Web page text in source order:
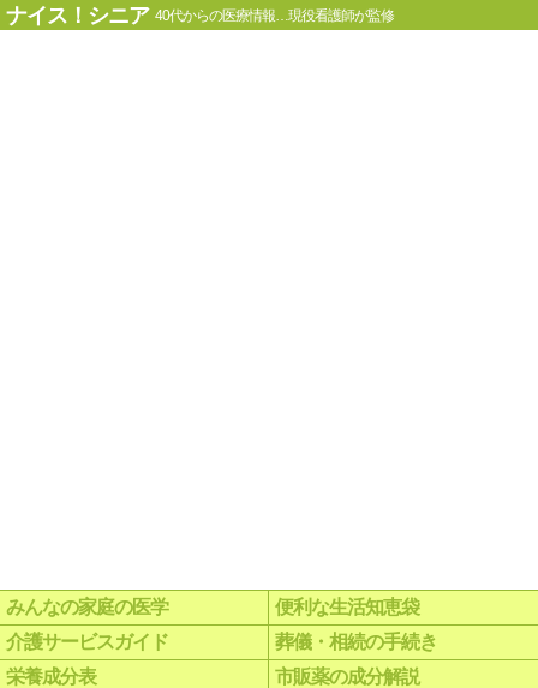
ナイス！シニア 40代からの医療情報…現役看護師が監修
みんなの家庭の医学
便利な生活知恵袋
介護サービスガイド
葬儀・相続の手続き
栄養成分表
市販薬の成分解説